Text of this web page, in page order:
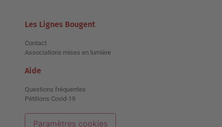
Les Lignes Bougent
Contact
Associations mises en lumière
Aide
Questions fréquentes
Pétitions Covid-19
Paramètres cookies